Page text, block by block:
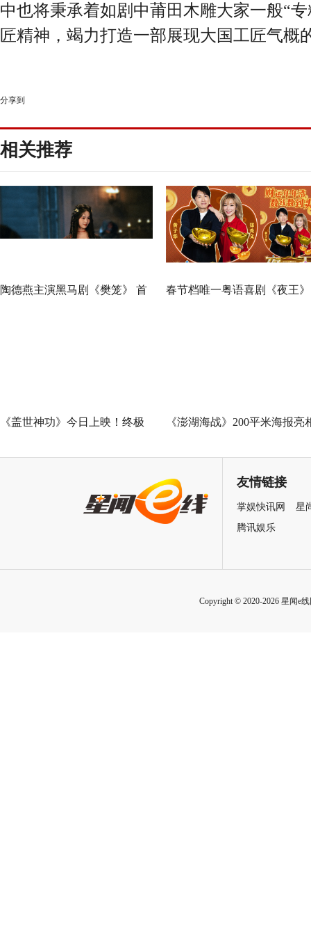
中也将秉承着如剧中莆田木雕大家一般“
匠精神，竭力打造一部展现大国工匠气概
分享到
相关推荐
陶德燕主演黑马剧《樊笼》 首 春节档唯一粤语喜剧《夜王》
《盖世神功》今日上映！终极 《澎湖海战》200平米海报亮
友情链接
掌娱快讯网
星
腾讯娱乐
Copyright © 2020-2026 星闻e